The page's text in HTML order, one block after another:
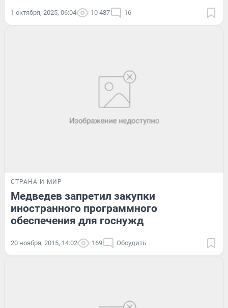
1 октября, 2025, 06:04 10 487 16
СТРАНА И МИР
Медведев запретил закупки
иностранного программного
обеспечения для госнужд
20 ноября, 2015, 14:02 169 Обсудить